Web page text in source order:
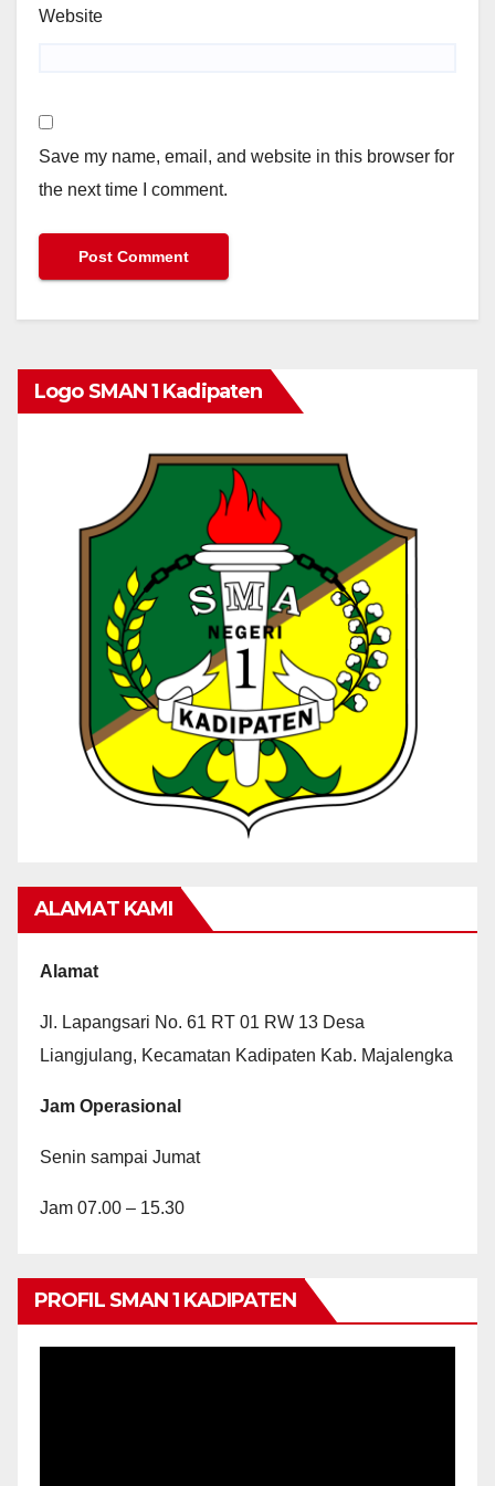
Website
Save my name, email, and website in this browser for
the next time I comment.
Logo SMAN 1 Kadipaten
ALAMAT KAMI
Alamat
Jl. Lapangsari No. 61 RT 01 RW 13 Desa
Liangjulang, Kecamatan Kadipaten Kab. Majalengka
Jam Operasional
Senin sampai Jumat
Jam 07.00 – 15.30
PROFIL SMAN 1 KADIPATEN